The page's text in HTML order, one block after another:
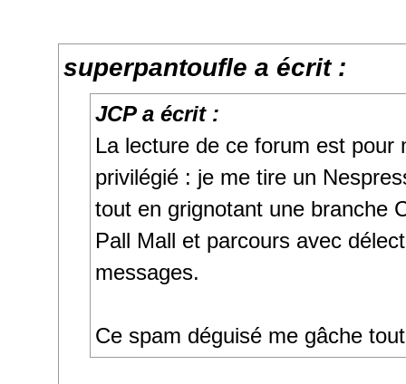
superpantoufle a écrit :
JCP a écrit :
La lecture de ce forum est pour
privilégié : je me tire un
tout en grignotant une branche
Pall Mall et parcours avec
messages.
Ce spam déguisé me gâche